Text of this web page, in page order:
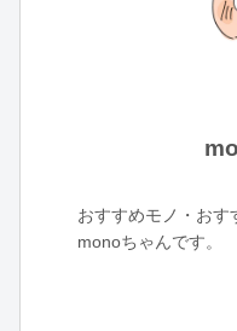
おすすめモノ・おす
monoちゃんです。